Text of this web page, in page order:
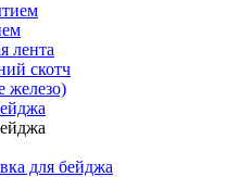
лента
скотч
железо)
для бейджа